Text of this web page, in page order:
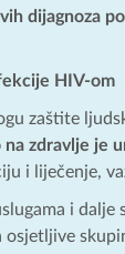
dijagnoza
HIV-om
zaštite
na zdravlje je
i liječenje,
i